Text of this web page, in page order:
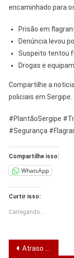
encaminhado para
Prisão em
Denúncia levou
Suspeito tentou
Drogas e
Compartilhe a
policiais em Sergipe.
#PlantãoSergipe
#Segurança
Compartilhe isso:
WhatsApp
Curtir isso:
Carregando...
Navegação
Atraso salarial deixa professores sem pagamento em cidades sergipanas